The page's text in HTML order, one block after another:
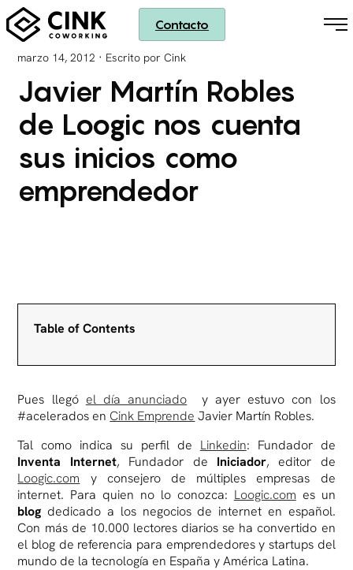
Contacto
marzo 14, 2012 · Escrito por Cink
Javier Martín Robles
de Loogic nos cuenta
sus inicios como
emprendedor
Table of Contents
Pues llegó el día anunciado y ayer estuvo con los
#acelerados en Cink Emprende Javier Martín Robles.
Tal como indica su perfil de Linkedin: Fundador de
Inventa Internet, Fundador de Iniciador, editor de
Loogic.com y consejero de múltiples empresas de
internet. Para quien no lo conozca: Loogic.com es un
blog dedicado a los negocios de internet en español.
Con más de 10.000 lectores diarios se ha convertido en
el blog de referencia para emprendedores y startups del
mundo de la tecnología en España y América Latina.